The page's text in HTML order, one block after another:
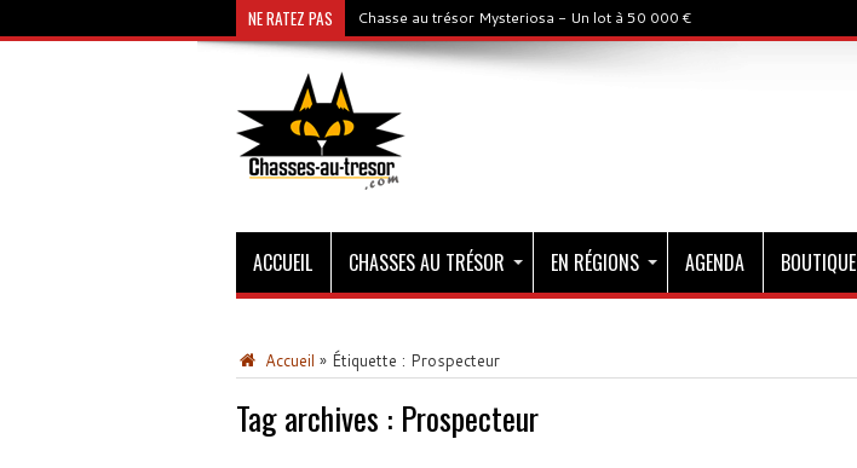
NE RATEZ PAS Chasse au trésor Mysteriosa - Un lot à 50 000 €
ACCUEIL CHASSES AU TRÉSOR EN RÉGIONS AGENDA BOUTIQUE
Accueil » Étiquette : Prospecteur
Tag archives : Prospecteur